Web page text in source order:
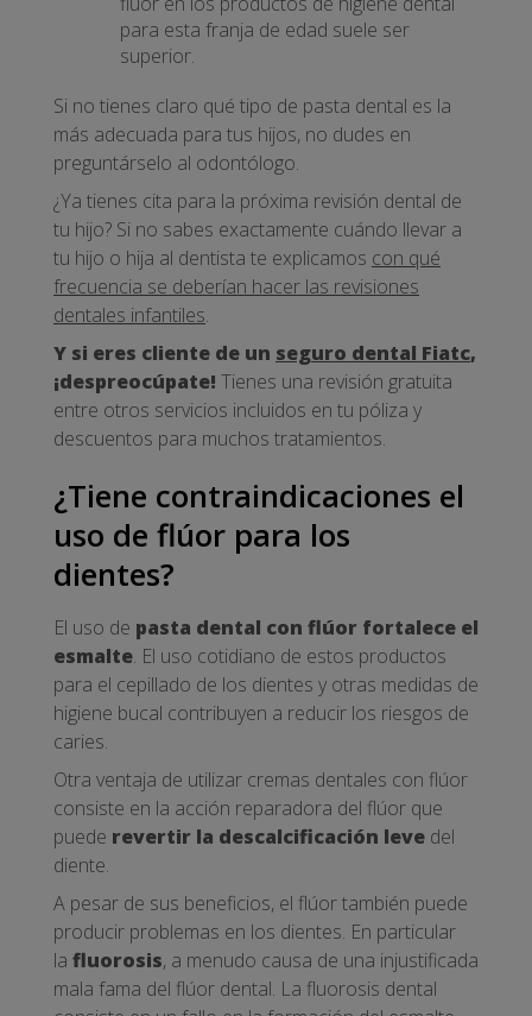
para esta franja de edad suele ser
superior.
Si no tienes claro qué tipo de pasta dental es la
más adecuada para tus hijos, no dudes en
preguntárselo al odontólogo.
¿Ya tienes cita para la próxima revisión dental de
tu hijo? Si no sabes exactamente cuándo llevar a
tu hijo o hija al dentista te explicamos con qué
frecuencia se deberían hacer las revisiones
dentales infantiles.
Y si eres cliente de un seguro dental Fiatc,
¡despreocúpate! Tienes una revisión gratuita
entre otros servicios incluidos en tu póliza y
descuentos para muchos tratamientos.
¿Tiene contraindicaciones el
uso de flúor para los
dientes?
El uso de pasta dental con flúor fortalece el
esmalte. El uso cotidiano de estos productos
para el cepillado de los dientes y otras medidas de
higiene bucal contribuyen a reducir los riesgos de
caries.
Otra ventaja de utilizar cremas dentales con flúor
consiste en la acción reparadora del flúor que
puede revertir la descalcificación leve del
diente.
A pesar de sus beneficios, el flúor también puede
producir problemas en los dientes. En particular
la fluorosis, a menudo causa de una injustificada
mala fama del flúor dental. La fluorosis dental